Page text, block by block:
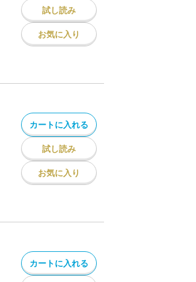
試し読み
お気に入り
カートに入れる
試し読み
お気に入り
カートに入れる